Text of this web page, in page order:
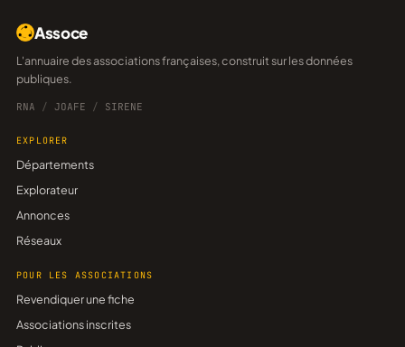
Assoce
L'annuaire des associations françaises, construit sur les données
publiques.
RNA / JOAFE / SIRENE
EXPLORER
Départements
Explorateur
Annonces
Réseaux
POUR LES ASSOCIATIONS
Revendiquer une fiche
Associations inscrites